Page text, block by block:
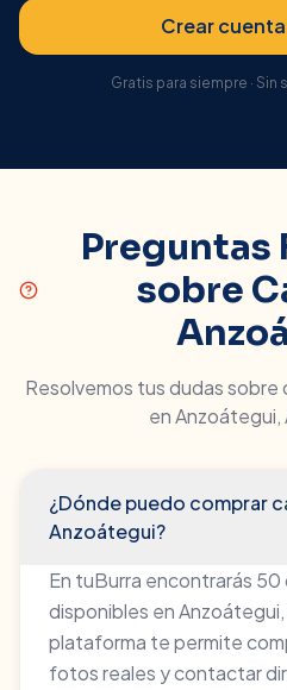
Crear
Gratis para siempre · Sin
Preguntas
sobre
Resolvemos tus dudas sobre
enAnzoátegui,
¿Dónde puedo comprar
Anzoátegui?
En tuBurra encontrarás 50
disponibles en
plataforma te permite
fotos reales y contactar